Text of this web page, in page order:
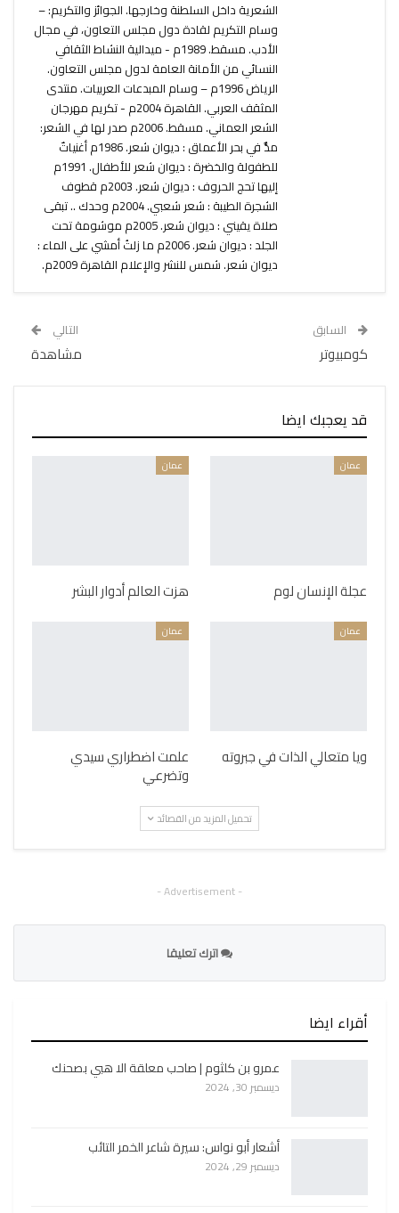
الشعرية داخل السلطنة وخارجها. الجوائز والتكريم: –
وسام التكريم لقادة دول مجلس التعاون، في مجال
الأدب. مسقط. 1989م - ميدالية النشاط الثقافي
النسائي من الأمانة العامة لدول مجلس التعاون.
الرياض 1996م – وسام المبدعات العربيات. منتدى
المثقف العربي. القاهرة 2004م - تكريم مهرجان
الشعر العماني. مسقط. 2006م صدر لها في الشعر:
مدٌّ في بحر الأعماق : ديوان شعر. 1986م أغنياتٌ
للطفولة والخضرة : ديوان شعر للأطفال. 1991م
إليها تحج الحروف : ديوان شعر. 2003م قطوف
الشجرة الطيبة : شعر شعبي. 2004م وحدك .. تبقى
صلاة يقيني : ديوان شعر. 2005م موشومة تحت
الجلد : ديوان شعر. 2006م ما زلتُ أمشي على الماء :
ديوان شعر. شمس للنشر والإعلام القاهرة 2009م.
السابق
كومبيوتر
التالي
مشاهدة
قد يعجبك ايضا
عمان
عجلة الإنسان لوم
عمان
هزت العالم أدوار البشر
عمان
ويا متعالي الذات في جبروته
عمان
علمت اضطراري سيدي
وتضرعي
تحميل المزيد من القصائد
- Advertisement -
اترك تعليقا
أقراء ايضا
عمرو بن كلثوم | صاحب معلقة الا هبي بصحنك
ديسمبر 30, 2024
أشعار أبو نواس: سيرة شاعر الخمر التائب
ديسمبر 29, 2024